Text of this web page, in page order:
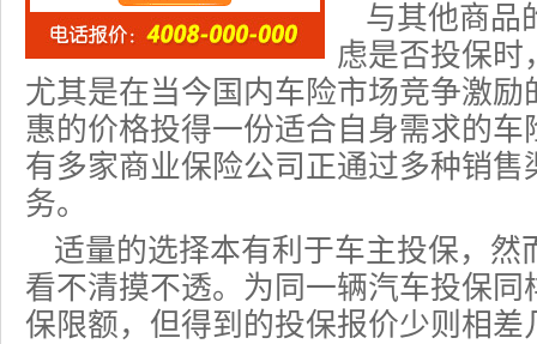
与其他商品
虑是否投保时
尤其是在当今国内车险市场竞争激
惠的价格投得一份适合自身需求的
有多家商业保险公司 正通过多种销售
务。
适量的选择本有利于车主投保，然
看不清摸不透。为同一辆汽车投保
保限额，但得到的投保报价少则相